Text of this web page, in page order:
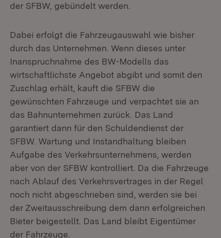
der SFBW, gebündelt werden.
Dabei erfolgt die Fahrzeugauswahl wie bisher
durch das Unternehmen. Wenn dieses unter
Inanspruchnahme des BW-Modells das
wirtschaftlichste Angebot abgibt und somit den
Zuschlag erhält, kauft die SFBW die
gewünschten Fahrzeuge und verpachtet sie an
das Bahnunternehmen zurück. Das Land
garantiert dann für den Schuldendienst der
SFBW. Wartung und Instandhaltung bleiben
Aufgabe des Verkehrsunternehmens, werden
aber von der SFBW kontrolliert. Da die Fahrzeuge
nach Ablauf des Verkehrsvertrages in der Regel
noch nicht abgeschrieben sind, werden sie bei
der Zweitausschreibung dem dann erfolgreichen
Bieter beigestellt. Das Land bleibt Eigentümer
der Fahrzeuge.